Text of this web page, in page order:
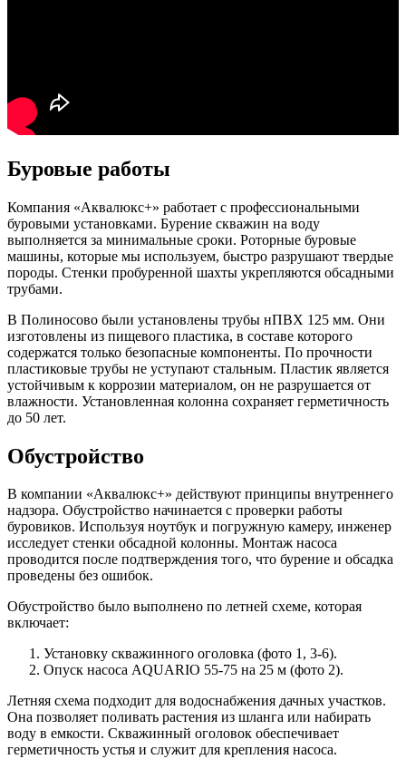
Буровые работы
Компания «Аквалюкс+» работает с профессиональными
буровыми установками. Бурение скважин на воду
выполняется за минимальные сроки. Роторные буровые
машины, которые мы используем, быстро разрушают твердые
породы. Стенки пробуренной шахты укрепляются обсадными
трубами.
В Полиносово были установлены трубы нПВХ 125 мм. Они
изготовлены из пищевого пластика, в составе которого
содержатся только безопасные компоненты. По прочности
пластиковые трубы не уступают стальным. Пластик является
устойчивым к коррозии материалом, он не разрушается от
влажности. Установленная колонна сохраняет герметичность
до 50 лет.
Обустройство
В компании «Аквалюкс+» действуют принципы внутреннего
надзора. Обустройство начинается с проверки работы
буровиков. Используя ноутбук и погружную камеру, инженер
исследует стенки обсадной колонны. Монтаж насоса
проводится после подтверждения того, что бурение и обсадка
проведены без ошибок.
Обустройство было выполнено по летней схеме, которая
включает:
Установку скважинного оголовка (фото 1, 3-6).
Опуск насоса AQUARIO 55-75 на 25 м (фото 2).
Летняя схема подходит для водоснабжения дачных участков.
Она позволяет поливать растения из шланга или набирать
воду в емкости. Скважинный оголовок обеспечивает
герметичность устья и служит для крепления насоса.